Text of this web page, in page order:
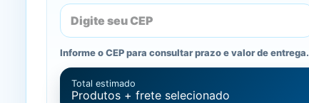
Informe o CEP para consultar prazo e valor de entrega.
Total estimado
Produtos + frete selecionado